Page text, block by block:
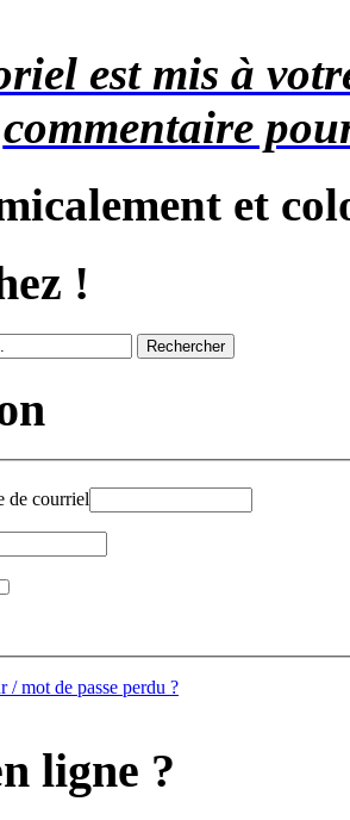
est mis à
commentaire
et
!
de courriel
/ mot de passe perdu ?
ligne ?